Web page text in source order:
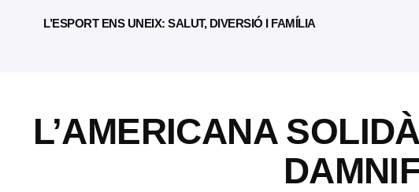
L’ESPORT ENS UNEIX: SALUT, DIVERSIÓ I FAMÍLIA
L’AMERICANA